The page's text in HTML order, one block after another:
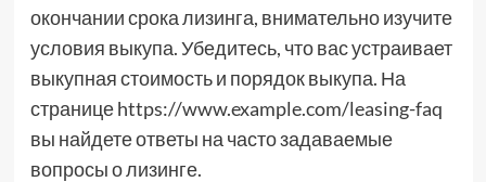
окончании срока лизинга, внимательно изучите
условия выкупа. Убедитесь, что вас устраивает
выкупная стоимость и порядок выкупа. На
странице https://www.example.com/leasing-faq
вы найдете ответы на часто задаваемые
вопросы о лизинге.